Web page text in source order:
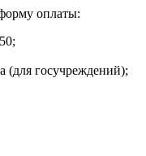
оплаты:
(для госучреждений);